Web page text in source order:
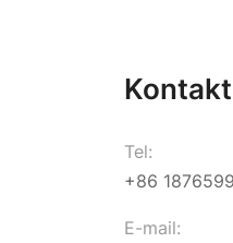
Kontakt
Tel:
+86
E-mail: